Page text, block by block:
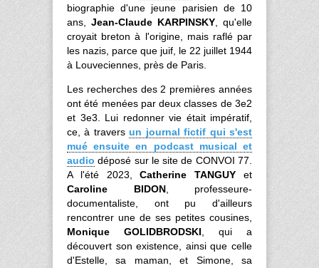
biographie d'une jeune parisien de 10
ans, Jean-Claude KARPINSKY , qu'elle
croyait breton à l'origine, mais raflé par
les nazis, parce que juif, le 22 juillet 1944
à Louveciennes, près de Paris.
Les recherches des 2 premières années
ont été menées par deux classes de 3e2
et 3e3. Lui redonner vie était impératif,
ce, à traversun journal fictif qui s'est
mué ensuite en podcast musical et
audio déposé sur le site de CONVOI 77.
A l'été 2023,Catherine TANGUY et
Caroline BIDON, professeure-
documentaliste, ont pu d'ailleurs
rencontrer une de ses petites cousines,
Monique GOLIDBRODSKI , qui a
découvert son existence, ainsi que celle
d'Estelle, sa maman, et Simone, sa